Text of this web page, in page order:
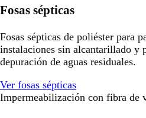
Fosas sépticas
Fosas sépticas de poliéster para
instalaciones sin alcantarillado y
depuración de aguas residuales.
Ver fosas sépticas
Impermeabilización con fibra de